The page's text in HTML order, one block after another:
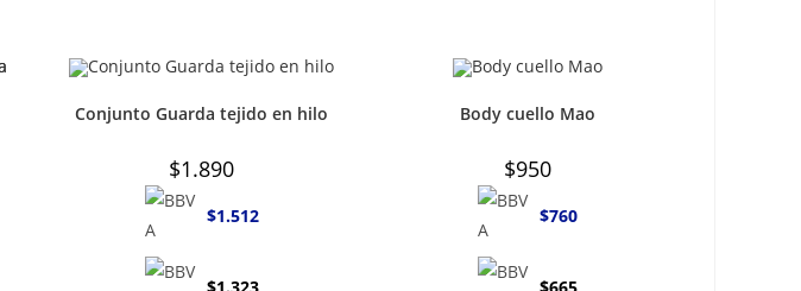
Conjunto Guarda tejido en hilo
$1.890
$1.512
Body cuello Mao
$950
$760